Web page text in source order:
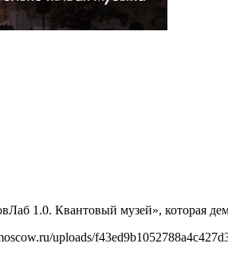
1.0. Квантовый музей», которая
uploads/